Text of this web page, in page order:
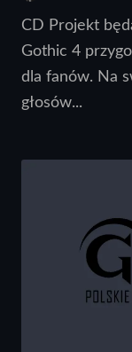
CD Projekt
Gothic 4
dla fanów. Na
głosów...